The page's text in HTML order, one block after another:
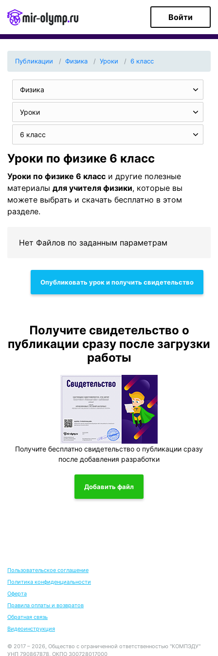
Войти
Публикации Физика Уроки 6 класс
Физика
Уроки
6 класс
Уроки по физике 6 класс
Уроки по физике 6 класс и другие полезные
материалы для учителя физики, которые вы
можете выбрать и скачать бесплатно в этом
разделе.
Нет Файлов по заданным параметрам
Опубликовать урок и получить свидетельство
Получите свидетельство о
публикации сразу после загрузки
работы
Получите бесплатно свидетельство о публикации сразу
после добавления разработки
Добавить файл
Пользовательское соглашение
Политика конфиденциальности
Оферта
Правила оплаты и возвратов
Обратная связь
Видеоинструкция
© 2017 – 2026, Общество с ограниченной ответственностью "КОМПЭДУ"
УНП 790867878, ОКПО 300728017000